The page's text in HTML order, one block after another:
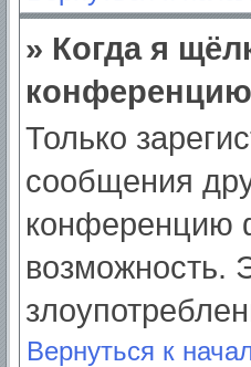
» Когда я
Только
сообщения
конференцию
возможность.
Вернуться к